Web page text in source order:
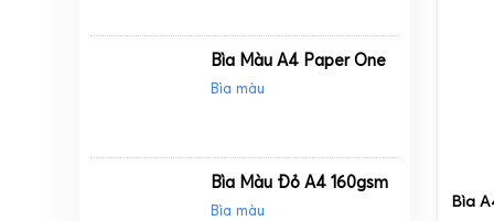
Bìa Màu A4 Paper One
Bìa màu
Bìa Màu Đỏ A4 160gsm
Bìa màu Bìa